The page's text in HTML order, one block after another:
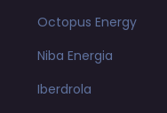
Octopus Energy
Niba Energia
Iberdrola